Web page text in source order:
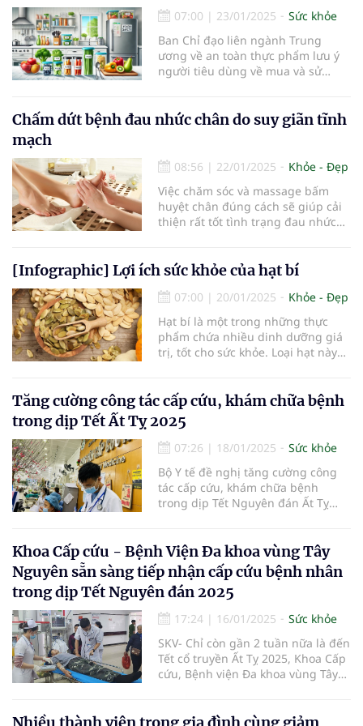
07:00 | 23/01/2025
Sức khỏe
Ban Chỉ đạo liên ngành Trung
ương về an toàn thực phẩm lưu ý
người tiêu dùng về mua và sử
Chấm dứt bệnh đau nhức chân do suy giãn tĩnh
mạch
08:56 | 22/01/2025
Khỏe - Đẹp
Việc chăm sóc và massage bấm
huyệt chân đúng cách sẽ giúp cải
thiện rất tốt tình trạng đau nhức
[Infographic] Lợi ích sức khỏe của hạt bí
07:00 | 20/01/2025
Khỏe - Đẹp
Hạt bí là một trong những thực
phẩm chứa nhiều dinh dưỡng giá
trị, tốt cho sức khỏe. Loại hạt này
Tăng cường công tác cấp cứu, khám chữa bệnh
trong dịp Tết Ất Tỵ 2025
07:26 | 18/01/2025
Sức khỏe
Bộ Y tế đề nghị tăng cường công
tác cấp cứu, khám chữa bệnh
trong dịp Tết Nguyên đán Ất Tỵ
Khoa Cấp cứu - Bệnh Viện Đa khoa vùng Tây
Nguyên sẵn sàng tiếp nhận cấp cứu bệnh nhân
trong dịp Tết Nguyên đán 2025
17:24 | 16/01/2025
Sức khỏe
SKV- Chỉ còn gần 2 tuần nữa là đến
Tết cổ truyền Ất Tỵ 2025, Khoa Cấp
cứu, Bệnh viện Đa khoa vùng Tây
cho từng nhân sự, đồng thời rà